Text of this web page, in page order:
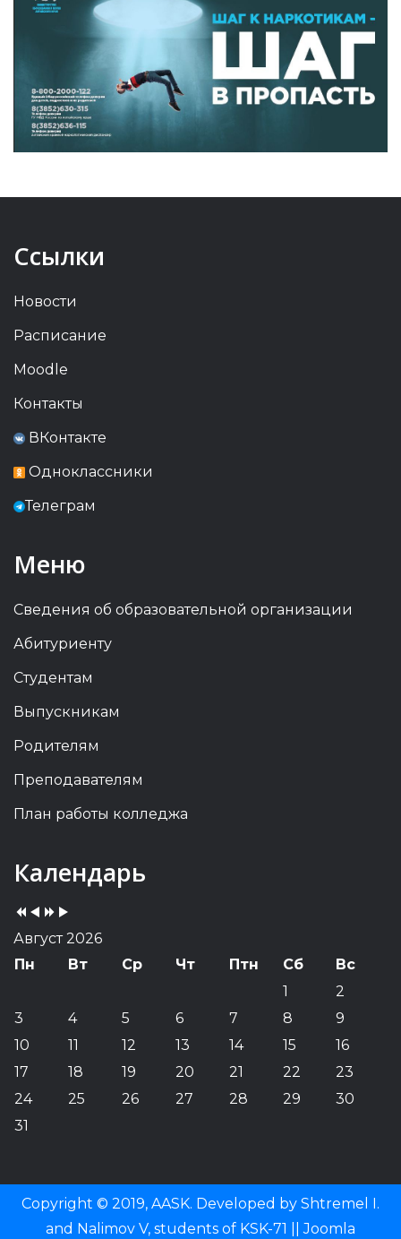
Ссылки
Новости
Расписание
Moodle
Контакты
ВКонтакте
Одноклассники
Телеграм
Меню
Сведения об образовательной организации
Абитуриенту
Студентам
Выпускникам
Родителям
Преподавателям
План работы колледжа
Календарь
Previous
Year
Previous
Month
YearMonth
Август 2026
Пн
Вт Ср Чт Птн Сб
Вс
1
2
3
4 5 6 7 8
9
10
11 12 13 14 15
16
17
18 19 20 21 22
23
24
25 26 27 28 29
30
31
Copyright © 2019, AASK. Developed by Shtremel I.
and Nalimov V, students of KSK-71 ||Joomla